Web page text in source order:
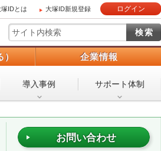
塚IDとは 大塚ID新規登録 ログイン
企業情報
導入事例 サポート体制
お問い合わせ